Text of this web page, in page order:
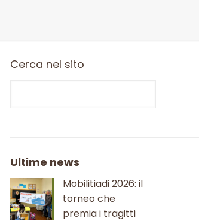
Cerca nel sito
Ultime news
Mobilitiadi 2026: il
torneo che
premia i tragitti